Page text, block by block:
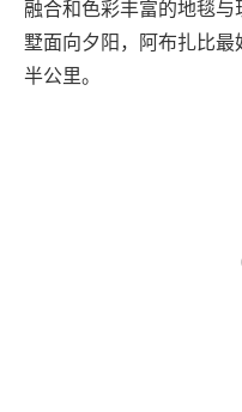
融合和色彩丰富的地毯
墅面向夕阳，阿布扎比
半公里。